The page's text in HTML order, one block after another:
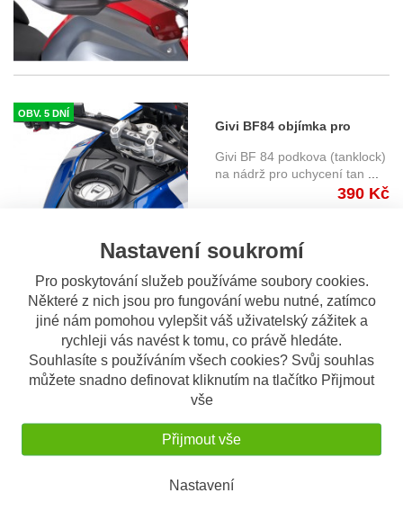
Nastavení soukromí
Pro poskytování služeb používáme soubory cookies.
Některé z nich jsou pro fungování webu nutné, zatímco
jiné nám pomohou vylepšit váš uživatelský zážitek a
rychleji vás navést k tomu, co právě hledáte.
Souhlasíte s používáním všech cookies? Svůj souhlas
můžete snadno definovat kliknutím na tlačítko Přijmout
vše
Přijmout vše
Nastavení
OBV. 5 DNÍ
Givi BF84 objímka pro
uchycení tankruksaku GIVI
"TANKLOCK" na víčko
nádrže BMW R 1300 GS (24-)
Givi BF 84 podkova (tanklock)
na nádrž pro uchycení tan
390 Kč
NA OBJEDN...
LS5143 držák přídavných
světel Givi - BMW R 1300 GS
(24-)
LS 5143 Givi - držák
přídavných světel od Givi
470 Kč